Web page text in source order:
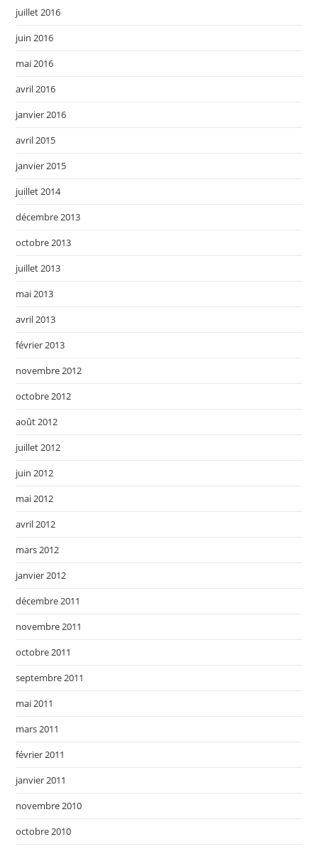
juillet 2016
juin 2016
mai 2016
avril 2016
janvier 2016
avril 2015
janvier 2015
juillet 2014
décembre 2013
octobre 2013
juillet 2013
mai 2013
avril 2013
février 2013
novembre 2012
octobre 2012
août 2012
juillet 2012
juin 2012
mai 2012
avril 2012
mars 2012
janvier 2012
décembre 2011
novembre 2011
octobre 2011
septembre 2011
mai 2011
mars 2011
février 2011
janvier 2011
novembre 2010
octobre 2010